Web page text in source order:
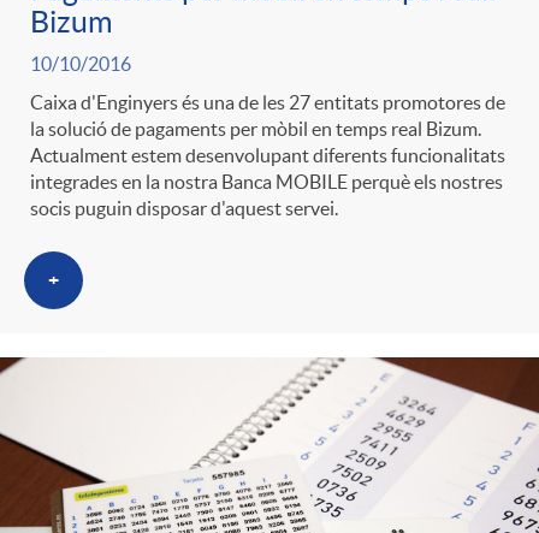
Bizum
10/10/2016
Caixa d'Enginyers és una de les 27 entitats promotores de
la solució de pagaments per mòbil en temps real Bizum.
Actualment estem desenvolupant diferents funcionalitats
integrades en la nostra Banca MOBILE perquè els nostres
socis puguin disposar d'aquest servei.
+